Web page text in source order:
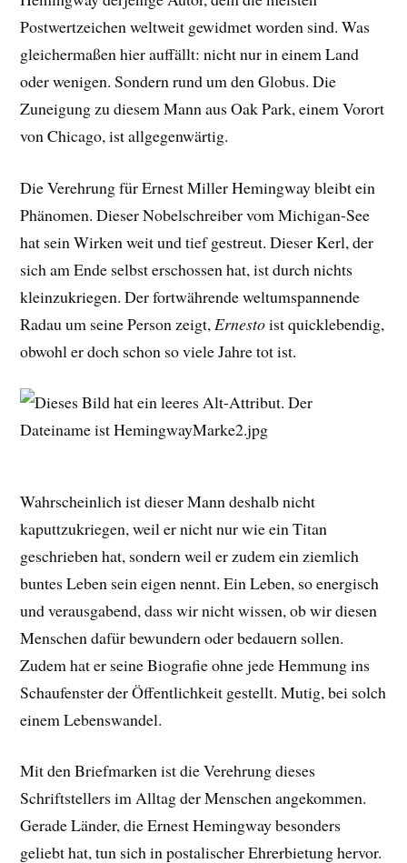
Postwertzeichen weltweit gewidmet worden sind. Was
gleichermaßen hier auffällt: nicht nur in einem Land
oder wenigen. Sondern rund um den Globus. Die
Zuneigung zu diesem Mann aus Oak Park, einem Vorort
von Chicago, ist allgegenwärtig.
Die Verehrung für Ernest Miller Hemingway bleibt ein
Phänomen. Dieser Nobelschreiber vom Michigan-See
hat sein Wirken weit und tief gestreut. Dieser Kerl, der
sich am Ende selbst erschossen hat, ist durch nichts
kleinzukriegen. Der fortwährende weltumspannende
Radau um seine Person zeigt, Ernestoist quicklebendig,
obwohl er doch schon so viele Jahre tot ist.
Wahrscheinlich ist dieser Mann deshalb nicht
kaputtzukriegen, weil er nicht nur wie ein Titan
geschrieben hat, sondern weil er zudem ein ziemlich
buntes Leben sein eigen nennt. Ein Leben, so energisch
und verausgabend, dass wir nicht wissen, ob wir diesen
Menschen dafür bewundern oder bedauern sollen.
Zudem hat er seine Biografie ohne jede Hemmung ins
Schaufenster der Öffentlichkeit gestellt. Mutig, bei solch
einem Lebenswandel.
Mit den Briefmarken ist die Verehrung dieses
Schriftstellers im Alltag der Menschen angekommen.
Gerade Länder, die Ernest Hemingway besonders
geliebt hat, tun sich in postalischer Ehrerbietung hervor.